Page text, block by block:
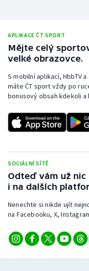
Rychlostní
Short track
Stolní tenis
Triatlon
Veslování
Vodní slalom
APLIKACE ČT SPORT
Mějte celý
velké obrazovce.
S mobilní aplikací, HbbTV
máte ČT sport vždy po
bonusový obsah kdekoli a
SOCIÁLNÍ SÍTĚ
Odteď vám už nic
i na dalších
Nenechte si nikde ujít
na Facebooku, X,